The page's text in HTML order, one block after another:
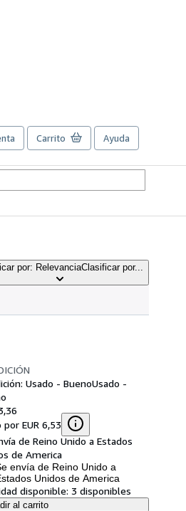
Carrito Ayuda
por: RelevanciaClasificar por...
Usado - BuenoUsado -
por EUR 6,53
de Reino Unido a Estados
de America
envía de Reino Unido a
Unidos de America
disponible: 3 disponibles
al carrito